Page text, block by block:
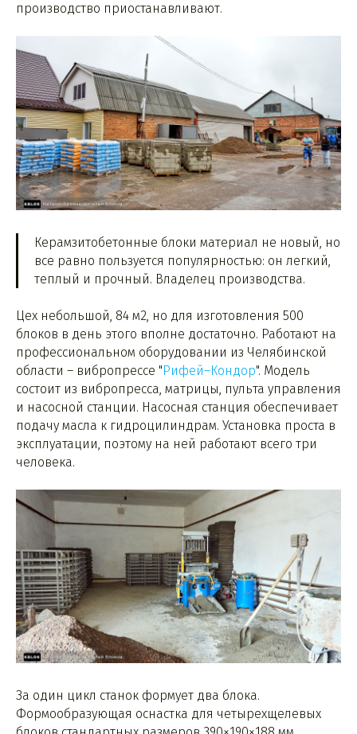
производство приостанавливают.
Керамзитобетонные блоки материал не новый, но
все равно пользуется популярностью: он легкий,
теплый и прочный. Владелец производства.
Цех небольшой, 84 м2, но для изготовления 500
блоков в день этого вполне достаточно. Работают на
профессиональном оборудовании из Челябинской
области – вибропрессе "Рифей–Кондор". Модель
состоит из вибропресса, матрицы, пульта управления
и насосной станции. Насосная станция обеспечивает
подачу масла к гидроцилиндрам. Установка проста в
эксплуатации, поэтому на ней работают всего три
человека.
За один цикл станок формует два блока.
Формообразующая оснастка для четырехщелевых